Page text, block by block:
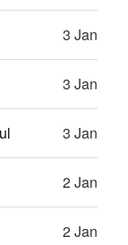
3 Jan
3 Jan
3 Jan
2 Jan
2 Jan